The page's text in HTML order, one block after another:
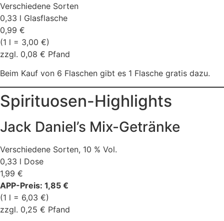
Verschiedene Sorten
0,33 l Glasflasche
0,99 €
(1 l = 3,00 €)
zzgl. 0,08 € Pfand
Beim Kauf von 6 Flaschen gibt es 1 Flasche gratis dazu.
Spirituosen-Highlights
Jack Daniel’s Mix-Getränke
Verschiedene Sorten, 10 % Vol.
0,33 l Dose
1,99 €
APP-Preis: 1,85 €
(1 l = 6,03 €)
zzgl. 0,25 € Pfand